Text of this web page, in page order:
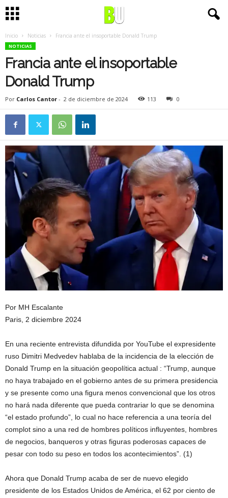
Inicio Noticias Francia ante el insoportable Donald Trump
NOTICIAS
Francia ante el insoportable
Donald Trump
Por Carlos Cantor - 2 de diciembre de 2024 113 0
Por MH Escalante
Paris, 2 diciembre 2024
En una reciente entrevista difundida por YouTube el expresidente
ruso Dimitri Medvedev hablaba de la incidencia de la elección de
Donald Trump en la situación geopolítica actual : “Trump, aunque
no haya trabajado en el gobierno antes de su primera presidencia
y se presente como una figura menos convencional que los otros
no hará nada diferente que pueda contrariar lo que se denomina
“el estado profundo”, lo cual no hace referencia a una teoría del
complot sino a una red de hombres políticos influyentes, hombres
de negocios, banqueros y otras figuras poderosas capaces de
pesar con todo su peso en todos los acontecimientos”. (1)
Ahora que Donald Trump acaba de ser de nuevo elegido
presidente de los Estados Unidos de América, el 62 por ciento de